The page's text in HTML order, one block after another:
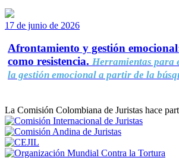
17 de junio de 2026
Afrontamiento y gestión
como resistencia. Herramientas para
la gestión emocional a partir de la
La Comisión Colombiana de Juristas hace